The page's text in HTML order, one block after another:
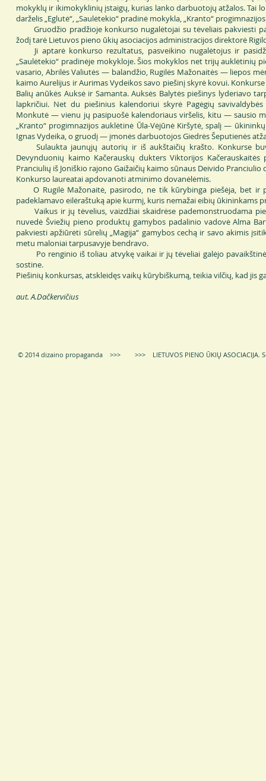
mokyklų ir ikimokyklinių įstaigų, kurias lanko darbuotojų atžalos. Tai
darželis „Eglutė“, „Saulėtekio“ pradinė mokykla, „Kranto“
Gruodžio pradžioje konkurso nugalėtojai su tėveliais pakviesti
žodį tarė Lietuvos pieno ūkių asociacijos administracijos direktorė
Ji aptarė konkurso rezultatus, pasveikino nugalėtojus ir
„Saulėtekio“ pradinėje mokykloje. Šios mokyklos net trijų auklėtinių
vasario, Abrilės Valiutės — balandžio, Rugilės Mažonaitės — liepos
kaimo Aurelijus ir Aurimas Vydeikos savo piešinį skyrė kovui.
Balių anūkės Auksė ir Samanta. Auksės Balytės piešinys lyderiavo
lapkričiui. Net du piešinius kalendoriui skyrė Pagėgių
Monkutė — vienu jų pasipuošė kalendoriaus viršelis, kitu — sausio
„Kranto“ progimnazijos auklėtinė Ūla-Vėjūnė Kiršytė, spalį —
Ignas Vydeika, o gruodį — įmonės darbuotojos Giedrės Šeputienės
Sulaukta jaunųjų autorių ir iš aukštaičių krašto. Konkurse
Devynduonių kaimo Kačerauskų dukters Viktorijos
Pranciulių iš Joniškio rajono Gaižaičių kaimo sūnaus Deivido
Konkurso laureatai apdovanoti atminimo dovanėlėmis.
O Rugilė Mažonaitė, pasirodo, ne tik kūrybinga piešėja, bet ir
padeklamavo eilėraštuką apie kurmį, kuris nemažai eibių ūkininkams
Vaikus ir jų tėvelius, vaizdžiai skaidrėse pademonstruodama
nuvedė Šviežių pieno produktų gamybos padalinio vadovė Alma
pakviesti apžiūrėti sūrelių „Magija“ gamybos cechą ir savo akimis
metu maloniai tarpusavyje bendravo.
Po renginio iš toliau atvykę vaikai ir jų tėveliai galėjo
sostine.
Piešinių konkursas, atskleidęs vaikų kūrybiškumą, teikia vilčių, kad jis
aut. A.Dačkervičius
© 2014 dizaino propaganda >>> >>> LIETUVOS PIENO ŪKIŲ ASOCIACIJA.